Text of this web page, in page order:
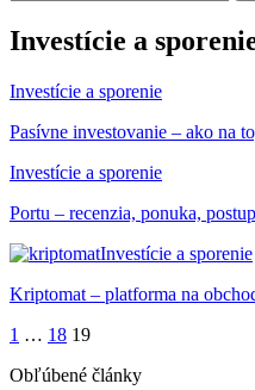
Investície a
Investície a sporenie
Pasívne investovanie – ako na
Investície a sporenie
Portu – recenzia, ponuka,
Investície a sporenie
Kriptomat – platforma na
1 … 18 19
Obľúbené články